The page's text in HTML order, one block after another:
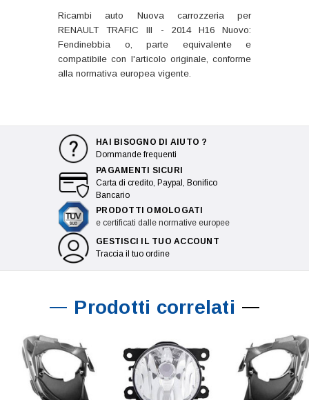
Ricambi auto Nuova carrozzeria per
RENAULT TRAFIC III - 2014 H16 Nuovo:
Fendinebbia o, parte equivalente e
compatibile con l'articolo originale, conforme
alla normativa europea vigente.
HAI BISOGNO DI AIUTO ?
Dommande frequenti
PAGAMENTI SICURI
Carta di credito, Paypal, Bonifico
Bancario
PRODOTTI OMOLOGATI
e certificati dalle normative europee
GESTISCI IL TUO ACCOUNT
Traccia il tuo ordine
Prodotti correlati